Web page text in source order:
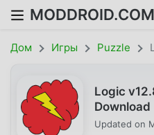
MODDROID.COM
Дом Игры Puzzle
Logic
Download
Updated on